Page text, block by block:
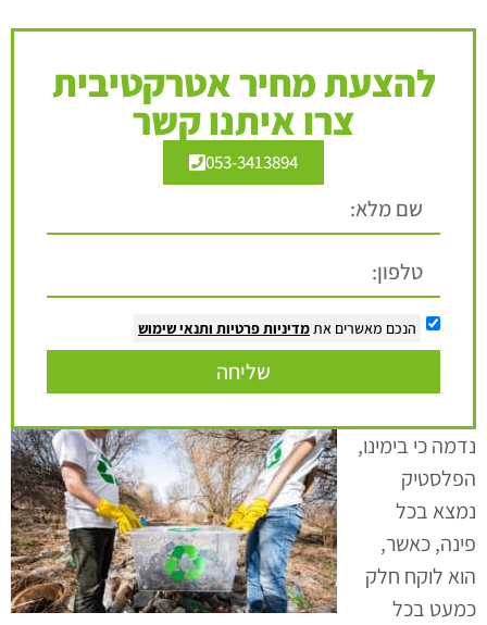
להצעת מחיר אטרקטיבית
צרו איתנו קשר
053-3413894
הנכם מאשרים את מדיניות פרטיות ותנאי שימוש
שליחה
נדמה כי בימינו,
הפלסטיק
נמצא בכל
פינה, כאשר,
הוא לוקח חלק
כמעט בכל